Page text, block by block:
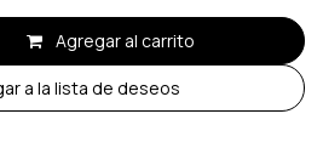
Agregar al carrito
a la lista de deseos